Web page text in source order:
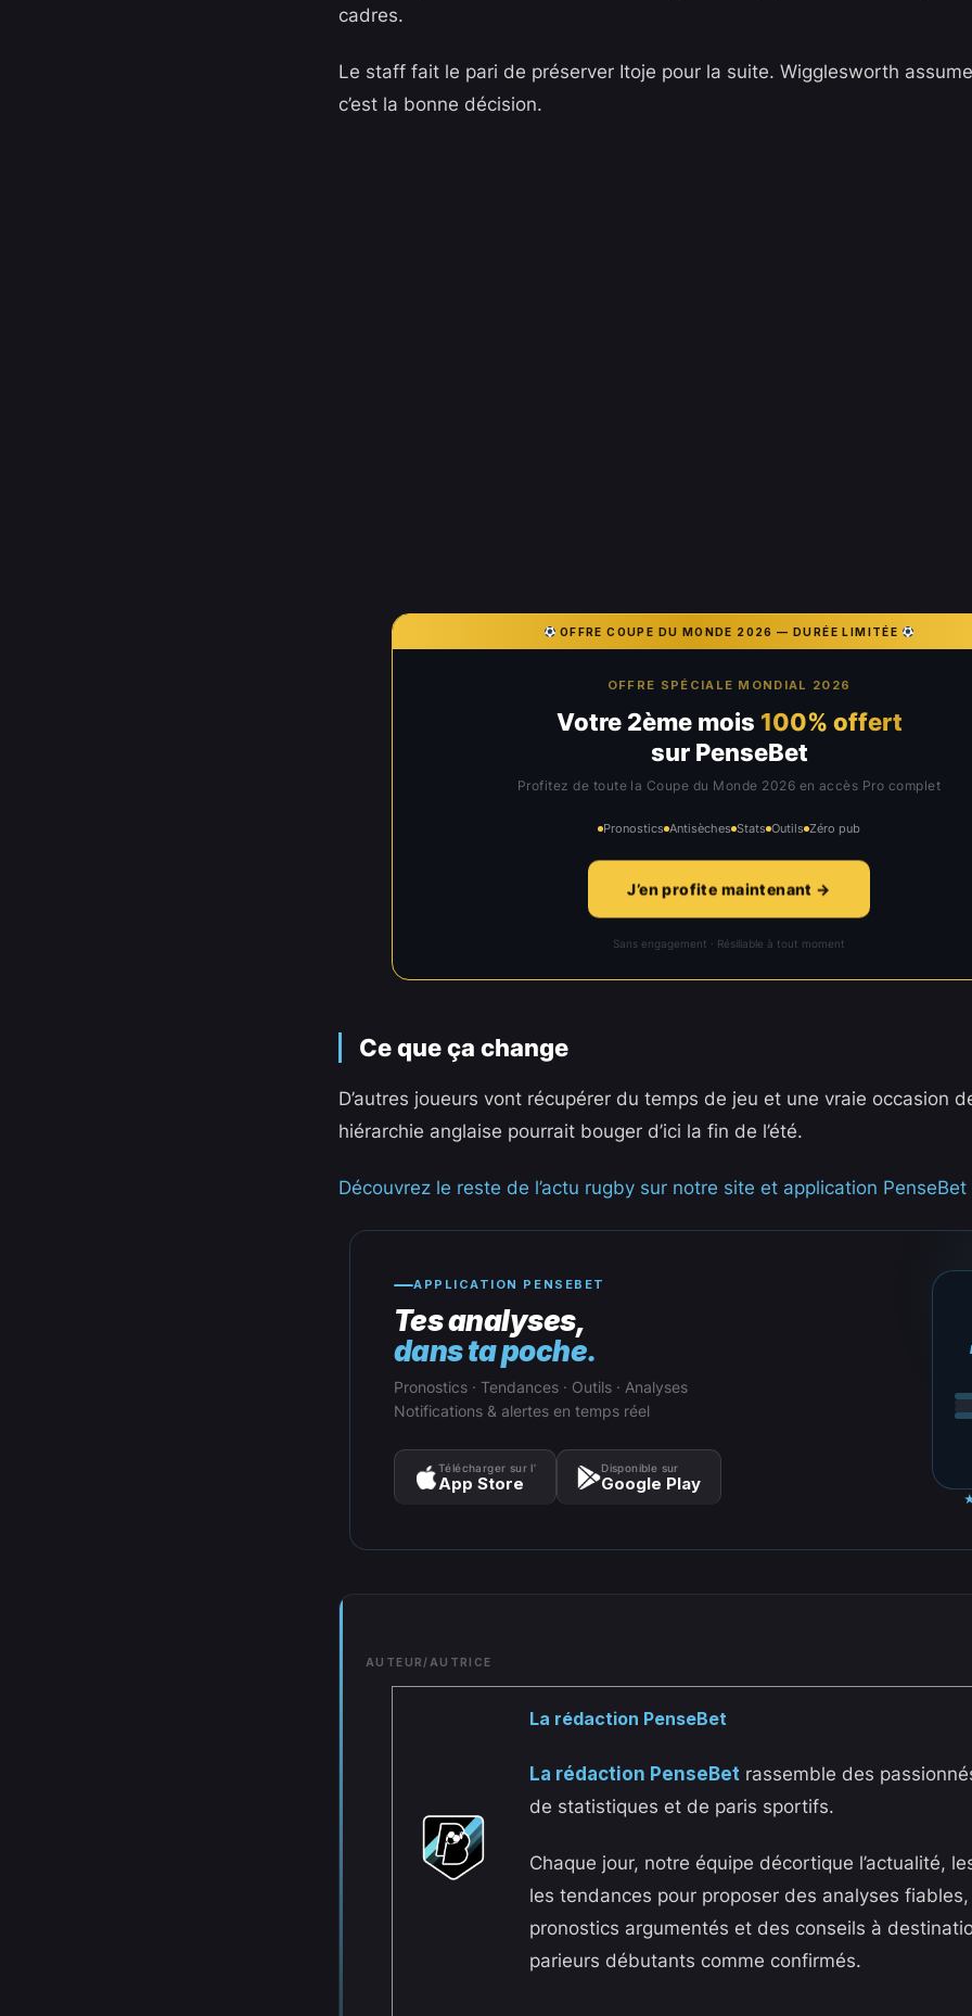
cadres.
Le staff fait le pari de préserver Itoje pour la suite. Wigglesworth
c’est la bonne décision.
OFFRE COUPE DU MONDE 2026 — DURÉE LIMITÉE
OFFRE SPÉCIALE MONDIAL 2026
Votre 2ème mois 100% offert
sur PenseBet
Profitez de toute la Coupe du Monde 2026 en accès Pro complet
Pronostics Antisèches Stats Outils Zéro pub
J’en profite maintenant →
Sans engagement · Résiliable à tout moment
Ce que ça change
D’autres joueurs vont récupérer du temps de jeu et une vraie occasion
hiérarchie anglaise pourrait bouger d’ici la fin de l’été.
Découvrez le reste de l’actu rugby sur notre site et application PenseBet
APPLICATION PENSEBET
Tes analyses,
dans ta poche.
Pronostics · Tendances · Outils · Analyses
Notifications & alertes en temps réel
Télécharger sur l’
App Store
Disponible sur
Google Play
AUTEUR/AUTRICE
La rédaction PenseBet
La rédaction PenseBet rassemble des
de statistiques et de paris sportifs.
Chaque jour, notre équipe décortique l’actualité,
les tendances pour proposer des analyses
pronostics argumentés et des conseils à
parieurs débutants comme confirmés.